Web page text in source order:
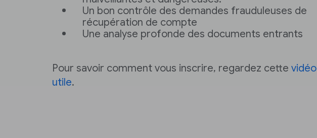
Un bon contrôle des demandes frauduleuses de
récupération de compte
Une analyse profonde des documents entrants
Pour savoir comment vous inscrire, regardez cette vidéo
utile.